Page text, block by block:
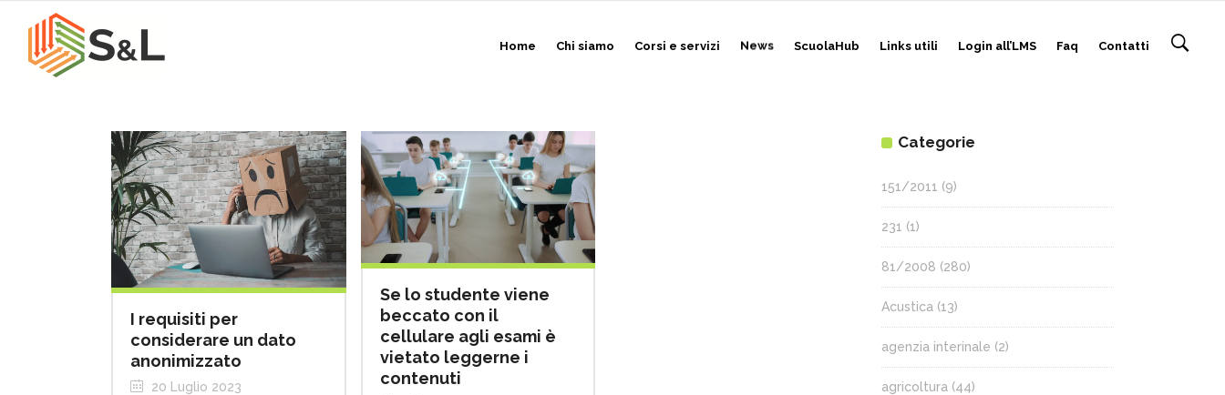
Home Chi siamo Corsi e servizi News ScuolaHub Links utili Login all’LMS Faq Contatti
I requisiti per
considerare un dato
anonimizzato
20 Luglio 2023
Se lo studente viene
beccato con il
cellulare agli esami è
vietato leggerne i
contenuti
Categorie
151/2011 (9)
231 (1)
81/2008 (280)
Acustica (13)
agenzia interinale (2)
agricoltura (44)